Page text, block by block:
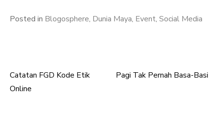
Posted in Blogosphere, Dunia Maya, Event, Social Media
Post
Catatan FGD Kode Etik
Online
Pagi Tak Pernah Basa-Basi